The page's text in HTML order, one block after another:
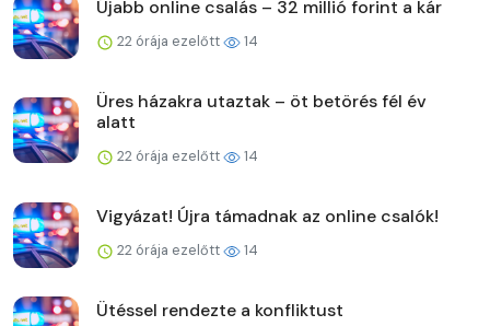
Újabb online csalás – 32 millió forint a kár
22 órája ezelőtt 14
Üres házakra utaztak – öt betörés fél év
alatt
22 órája ezelőtt 14
Vigyázat! Újra támadnak az online csalók!
22 órája ezelőtt 14
Ütéssel rendezte a konfliktust